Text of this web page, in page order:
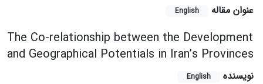
عنوان مقاله English
The Co-relationship between the Development
and Geographical Potentials in Iran’s Provinces
نویسنده English